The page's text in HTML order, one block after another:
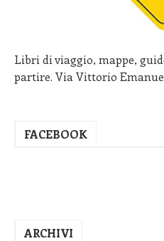
Libri di viaggio, mappe,
partire. Via Vittorio
FACEBOOK
ARCHIVI